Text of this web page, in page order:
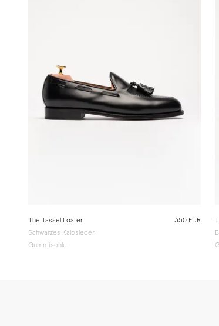
The Tassel Loafer
Schwarzes Kalbsleder
Gummisohle
350 EUR